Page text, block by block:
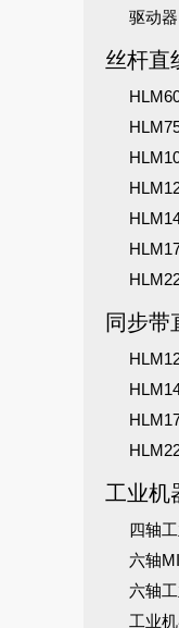
驱动器
丝杆直
同步带
工业机
四轴
六轴
六轴
工业